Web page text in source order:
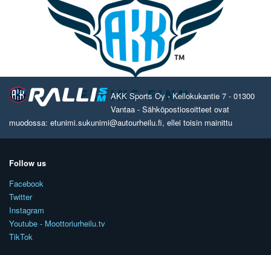
AKK Sports Oy - Kellokukantie 7 - 01300
Vantaa - Sähköpostiosoitteet ovat
muodossa: etunimi.sukunimi@autourheilu.fi, ellei toisin mainittu
Follow us
Facebook
Twitter
Instagram
Youtube - Moottoriurheilu.tv
TikTok